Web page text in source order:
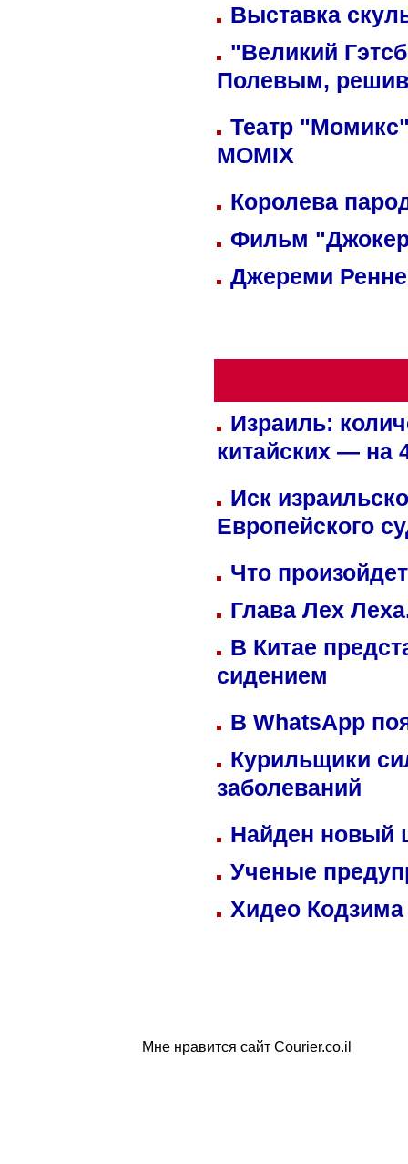
Выставка
"Великий
Полевым,
Театр
MOMIX
Королева
Фильм
Джереми
Израиль:
китайских — на
Иск
Европейского
Что
Глава Лех
В Китае
сидением
В WhatsApp
Курильщики
заболеваний
Найден
Ученые
Хидео
Мне нравится сайт Courier.co.il